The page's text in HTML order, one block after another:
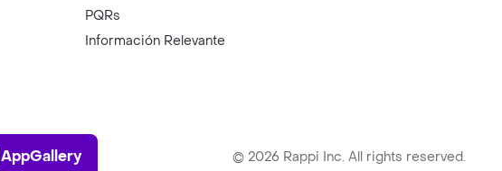
PQRs
Información Relevante
AppGallery
AppGallery © 2026 Rappi Inc. All rights reserved.